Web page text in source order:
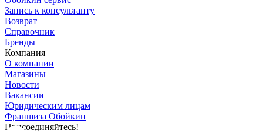
Запись к консультанту
Возврат
Справочник
Бренды
Компания
О компании
Магазины
Новости
Вакансии
Юридическим лицам
Франшиза Обойкин
Присоединяйтесь!